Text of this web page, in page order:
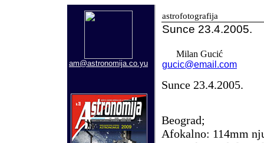
am@astronomija.co.yu
astrofotografija
Sunce 23.4.2005.
Milan Gucić
gucic@email.com
Sunce 23.4.2005.
Beograd;
Afokalno: 114mm